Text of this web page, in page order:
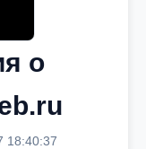
о
18:40:37